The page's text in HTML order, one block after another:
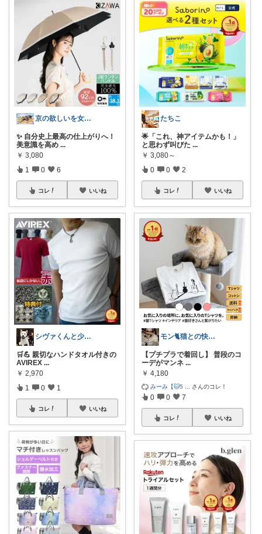
京の欲しいを女性に向けて
✨ 自分史上最高の仕上がりへ！
美意識を高め ...
￥ 3,080
1 0 6
コレ いいね
シヴァくんと少佐のROOM
🛒💪 親切なハンドタオル付きの
AVIREX ...
￥ 2,970
1 0 1
コレ いいね
たちこ
🌟「これ、神アイテムかも！」
と思わず叫びた ...
￥ 3,080～
0 0 2
コレ いいね
モン🐈猫との快適な暮らし
【プチプラで着回し】 普段のコ
ーデがマンネ ...
￥ 4,180
みーみ【🐱5 さんのコレ！
0 0 7
コレ いいね